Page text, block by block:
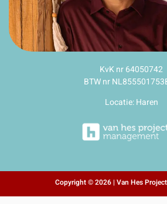
KvK nr 64050742
BTW nr
Locatie: Haren
Copyright © 2026 | Van Hes